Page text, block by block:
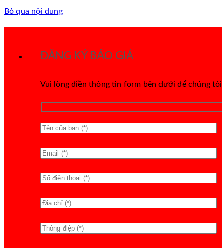
Bỏ qua nội dung
ĐĂNG KÝ BÁO GIÁ
Vui lòng điền thông tin form bên dưới để chúng